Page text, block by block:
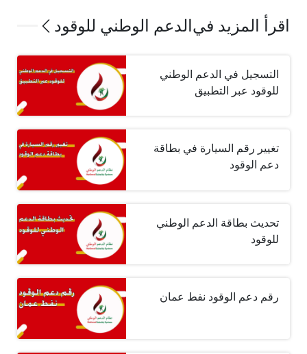
اقرأ المزيد في الدعم الوطني للوقود
التسجيل في الدعم الوطني
للوقود عبر التطبيق
تغيير رقم السيارة في بطاقة
دعم الوقود
تحديث بطاقة الدعم الوطني
للوقود
رقم دعم الوقود نفط عمان